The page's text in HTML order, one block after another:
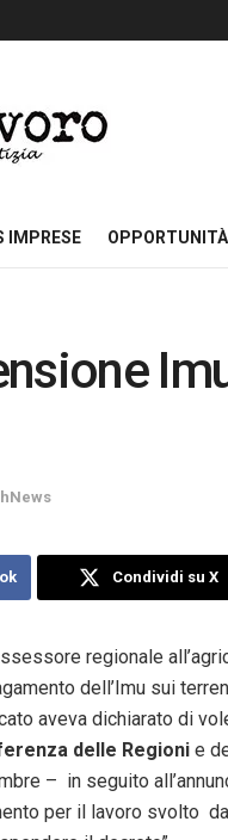
IMPRESE OPPORTUNITÀ
Condividi su X
regionale
dell’Imu sui
aveva dichiarato di
delle Regioni e
– in seguito
per il lavoro svolto